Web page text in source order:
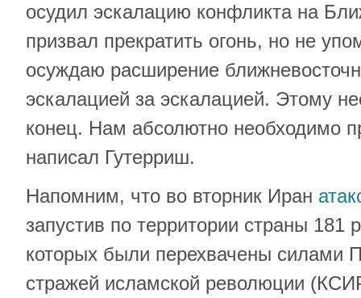
осудил эскалацию конфликта на
призвал прекратить огонь, но не
осуждаю расширение
эскалацией за эскалацией. Этому
конец. Нам абсолютно необходимо
написал Гутерриш.
Напомним, что во вторник Иран
запустив по территории страны 181
которых были перехвачены
стражей исламской революции